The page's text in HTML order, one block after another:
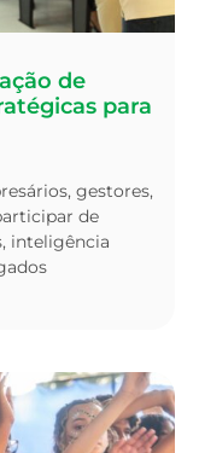
de
para
gestores,
de
inteligência